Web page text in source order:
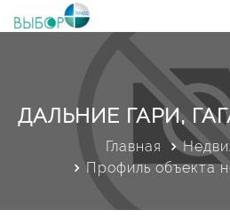
ДАЛЬНИЕ ГАРИ,
Главная
Профиль объекта